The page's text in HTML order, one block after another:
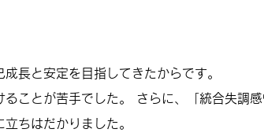
長と安定を目指してきたからです。
ことが苦手でした。 さらに、「統合失調
ちはだかりました。